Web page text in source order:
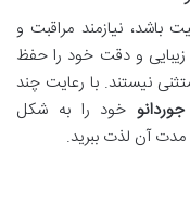
نیازمند مراقبت و
و دقت خود را حفظ
نیستند. با رعایت چند
خود را به شکل
آن لذت ببرید.